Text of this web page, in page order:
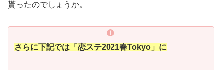
貰ったのでしょうか。
さらに下記では「恋ステ2021春Tokyo」に